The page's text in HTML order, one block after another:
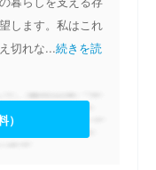
します。私はこれ
切れな...続きを読